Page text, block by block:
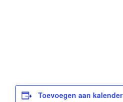
Toevoegen aan kalender